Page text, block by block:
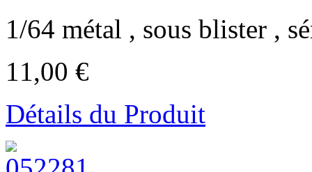
1/64 métal , sous blister ,
11,00 €
Détails du Produit